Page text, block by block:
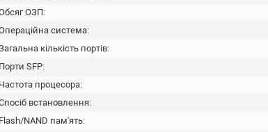
ОЗП:
система:
кількість портів:
Порти SFP:
Частота процесора:
встановлення:
Flash/NAND пам'ять: